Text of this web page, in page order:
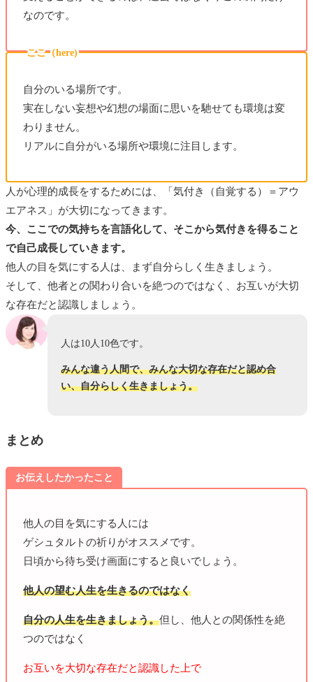
なのです。
ここ（here)
自分のいる場所です。
実在しない妄想や幻想の場面に思いを馳せても環境は変
わりません。
リアルに自分がいる場所や環境に注目します。
人が心理的成長をするためには、「気付き（自覚する）＝アウ
エアネス」が大切になってきます。
今、ここでの気持ちを言語化して、そこから気付きを得ること
で自己成長していきます。
他人の目を気にする人は、まず自分らしく生きましょう。
そして、他者との関わり合いを絶つのではなく、お互いが大切
な存在だと認識しましょう。
人は10人10色です。
みんな違う人間で、みんな大切な存在だと認め合
い、自分らしく生きましょう。
まとめ
お伝えしたかったこと
他人の目を気にする人には
ゲシュタルトの祈りがオススメです。
日頃から待ち受け画面にすると良いでしょう。
他人の望む人生を生きるのではなく
自分の人生を生きましょう。但し、他人との関係性を絶
つのではなく
お互いを大切な存在だと認識した上で